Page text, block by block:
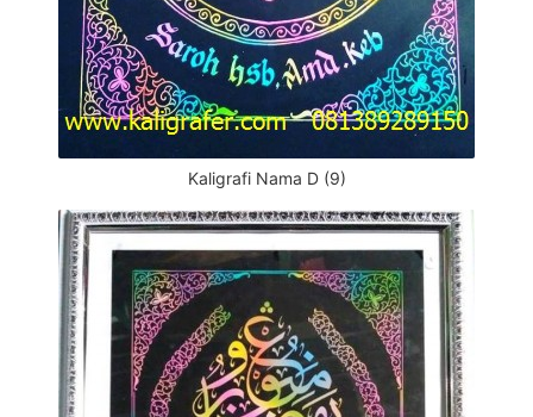
Kaligrafi Nama D (9)